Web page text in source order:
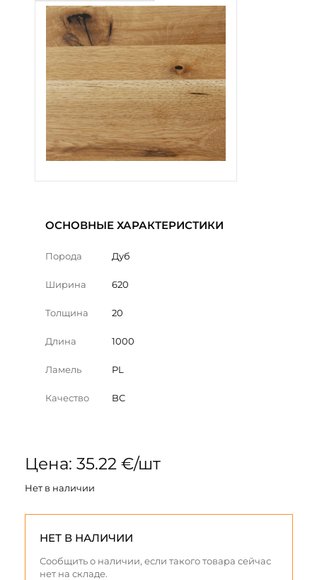
ОСНОВНЫЕ ХАРАКТЕРИСТИКИ
Порода Дуб
Ширина 620
Толщина 20
Длина 1000
Ламель PL
Качество BC
Цена: 35.22 €/шт
Нет в наличии
НЕТ В НАЛИЧИИ
Сообщить о наличии, если такого товара сейчас
нет на складе.